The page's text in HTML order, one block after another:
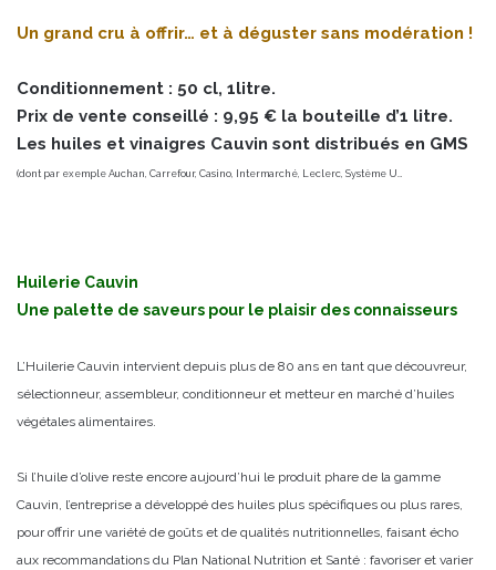
Un grand cru à offrir… et à déguster sans modération !
Conditionnement : 50 cl, 1litre.
Prix de vente conseillé : 9,95 € la bouteille d’1 litre.
Les huiles et vinaigres Cauvin sont distribués en GMS
(dont par exemple Auchan, Carrefour, Casino, Intermarché, Leclerc, Système U…
Huilerie Cauvin
Une palette de saveurs pour le plaisir des connaisseurs
L’Huilerie Cauvin intervient depuis plus de 80 ans en tant que découvreur,
sélectionneur, assembleur, conditionneur et metteur en marché d’huiles
végétales alimentaires.
Si l’huile d’olive reste encore aujourd’hui le produit phare de la gamme
Cauvin, l’entreprise a développé des huiles plus spécifiques ou plus rares,
pour offrir une variété de goûts et de qualités nutritionnelles, faisant écho
aux recommandations du Plan National Nutrition et Santé : favoriser et varier